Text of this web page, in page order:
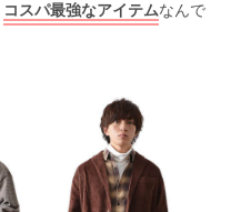
コスパ最強なアイテムなんで